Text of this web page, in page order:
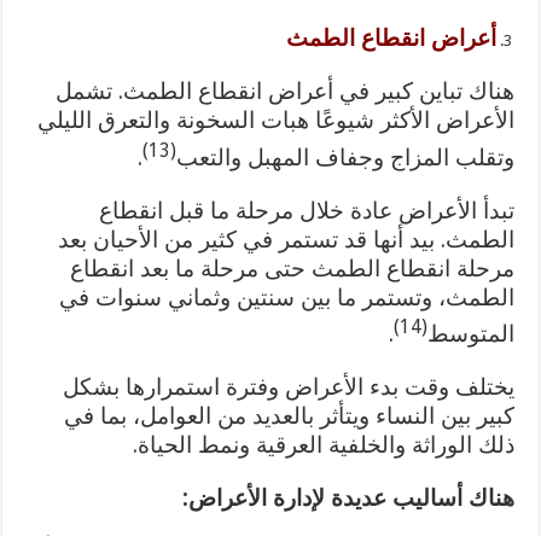
أعراض انقطاع الطمث
هناك تباين كبير في أعراض انقطاع الطمث. تشمل
الأعراض الأكثر شيوعًا هبات السخونة والتعرق الليلي
وتقلب المزاج وجفاف المهبل والتعب(13)
.
تبدأ الأعراض عادة خلال مرحلة ما قبل انقطاع
الطمث. بيد أنها قد تستمر في كثير من الأحيان بعد
مرحلة انقطاع الطمث حتى مرحلة ما بعد انقطاع
الطمث، وتستمر ما بين سنتين وثماني سنوات في
المتوسط(14)
.
يختلف وقت بدء الأعراض وفترة استمرارها بشكل
كبير بين النساء ويتأثر بالعديد من العوامل، بما في
ذلك الوراثة والخلفية العرقية ونمط الحياة.
هناك أساليب عديدة لإدارة الأعراض: